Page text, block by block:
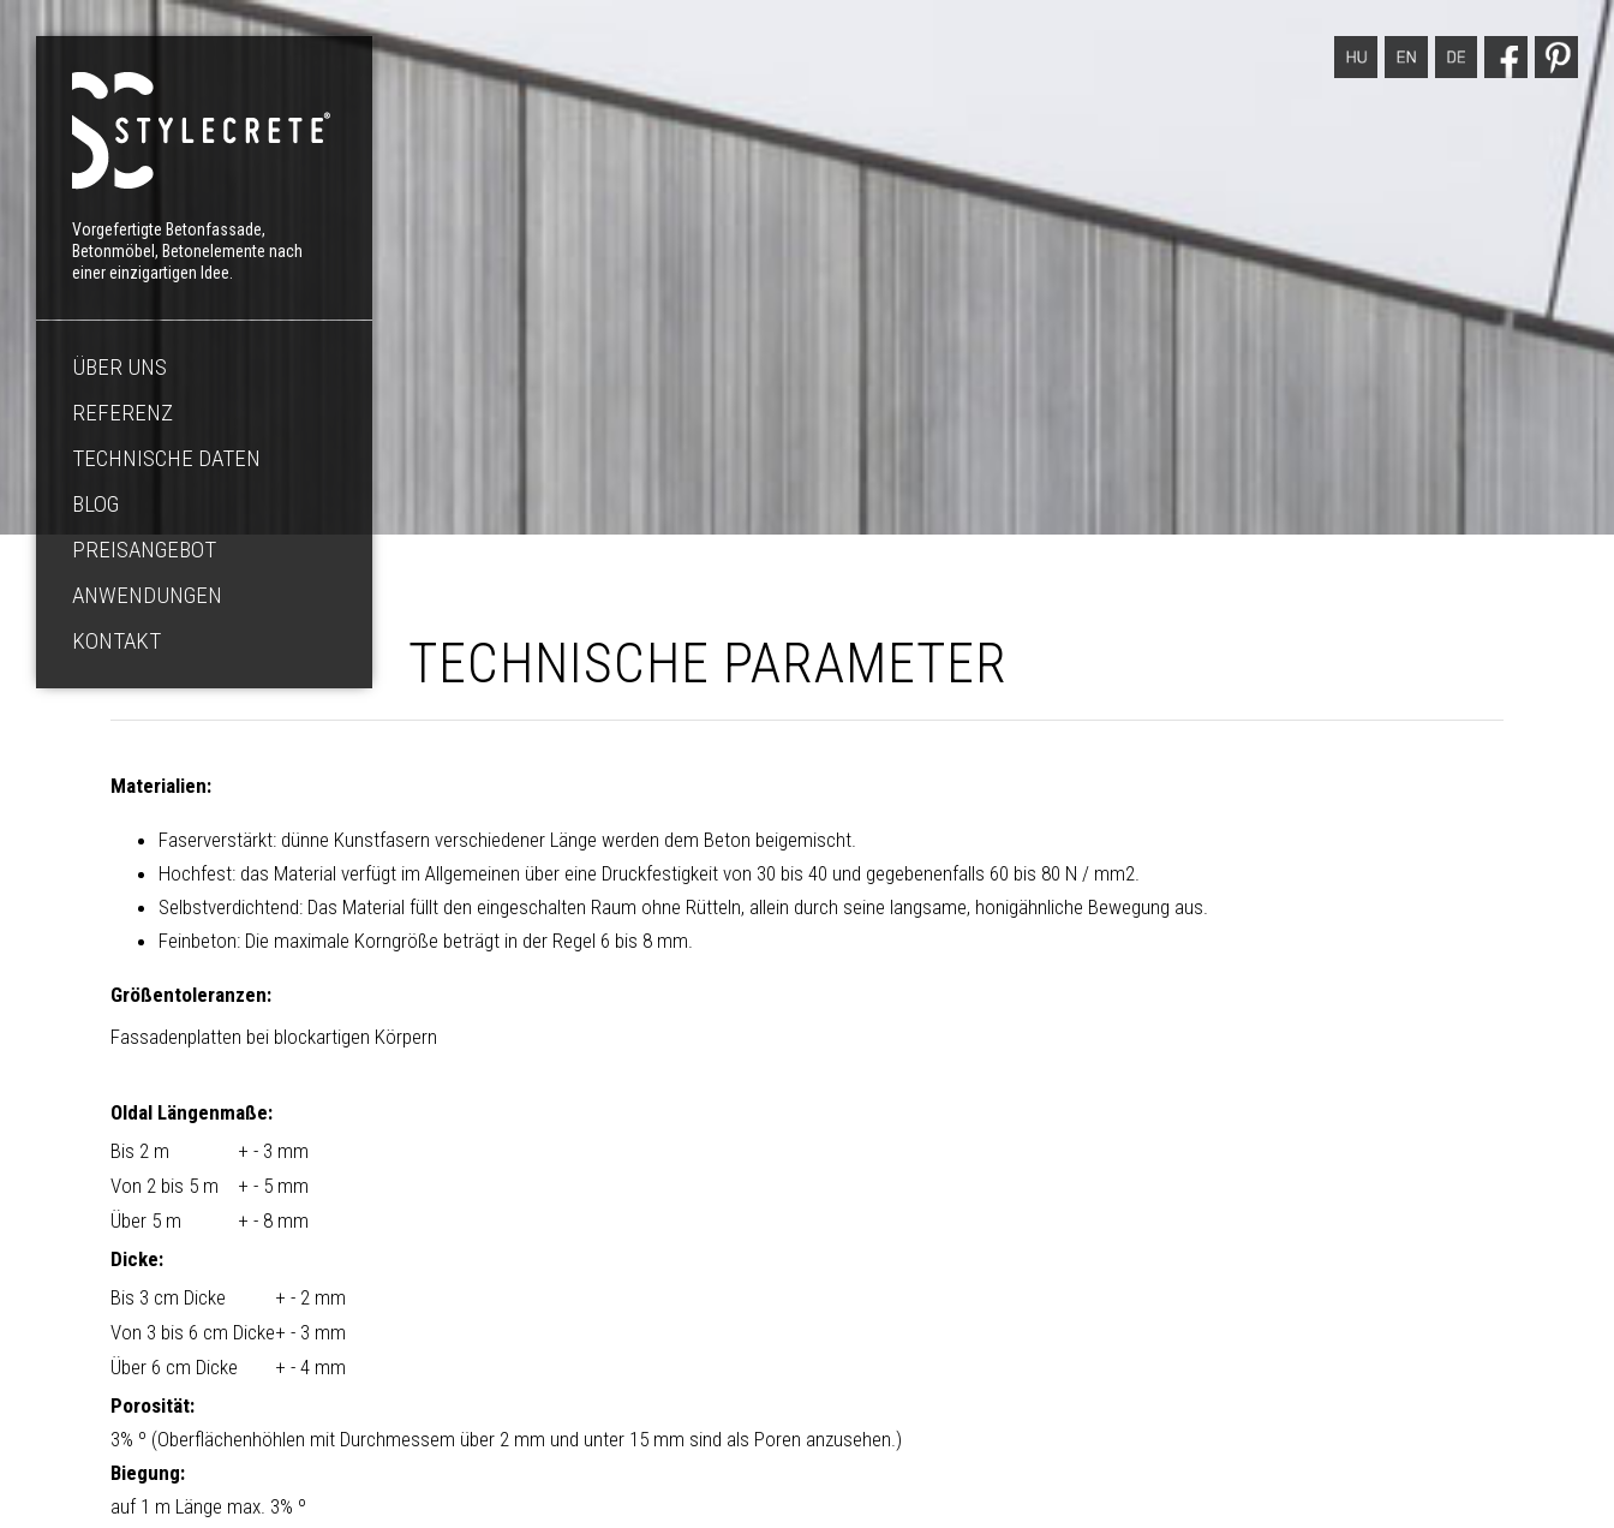
Vorgefertigte Betonfassade,
Betonmöbel, Betonelemente nach
einer einzigartigen Idee.
ÜBER UNS
REFERENZ
TECHNISCHE DATEN
BLOG
PREISANGEBOT
ANWENDUNGEN
KONTAKT
TECHNISCHE PARAMETER
Materialien:
Faserverstärkt: dünne Kunstfasern verschiedener Länge werden dem Beton beigemischt.
Hochfest: das Material verfügt im Allgemeinen über eine Druckfestigkeit von 30 bis 40 und gegebenenfalls 60 bis 80 N / mm2.
Selbstverdichtend: Das Material füllt den eingeschalten Raum ohne Rütteln, allein durch seine langsame, honigähnliche Bewegung aus.
Feinbeton: Die maximale Korngröße beträgt in der Regel 6 bis 8 mm.
Größentoleranzen:
Fassadenplatten bei blockartigen Körpern
Oldal Längenmaße:
Bis 2 m
+ - 3 mm
Von 2 bis 5 m + - 5 mm
Über 5 m
+ - 8 mm
Dicke:
Bis 3 cm Dicke
+ - 2 mm
Von 3 bis 6 cm Dicke+ - 3 mm
Über 6 cm Dicke
+ - 4 mm
Porosität:
3% º (Oberflächenhöhlen mit Durchmessem über 2 mm und unter 15 mm sind als Poren anzusehen.)
Biegung:
auf 1 m Länge max. 3% º